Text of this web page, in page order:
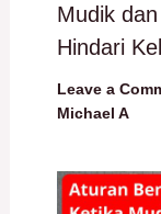
Mudik
Hindari
Leave a
Michael A